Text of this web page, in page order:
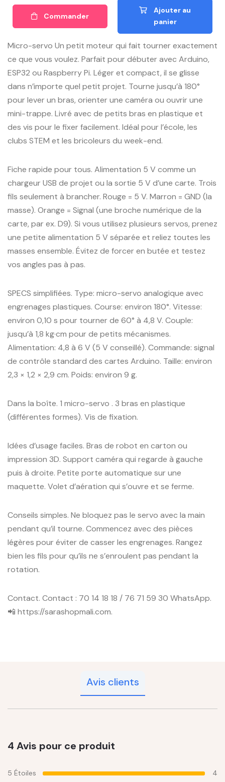
Commander
Ajouter au
panier
Micro-servo Un petit moteur qui fait tourner exactement
ce que vous voulez. Parfait pour débuter avec Arduino,
ESP32 ou Raspberry Pi. Léger et compact, il se glisse
dans n’importe quel petit projet. Tourne jusqu’à 180°
pour lever un bras, orienter une caméra ou ouvrir une
mini-trappe. Livré avec de petits bras en plastique et
des vis pour le fixer facilement. Idéal pour l’école, les
clubs STEM et les bricoleurs du week-end.
Fiche rapide pour tous. Alimentation 5 V comme un
chargeur USB de projet ou la sortie 5 V d’une carte. Trois
fils seulement à brancher. Rouge = 5 V. Marron = GND (la
masse). Orange = Signal (une broche numérique de la
carte, par ex. D9). Si vous utilisez plusieurs servos, prenez
une petite alimentation 5 V séparée et reliez toutes les
masses ensemble. Évitez de forcer en butée et testez
vos angles pas à pas.
SPECS simplifiées. Type: micro-servo analogique avec
engrenages plastiques. Course: environ 180°. Vitesse:
environ 0,10 s pour tourner de 60° à 4,8 V. Couple:
jusqu’à 1,8 kg·cm pour de petits mécanismes.
Alimentation: 4,8 à 6 V (5 V conseillé). Commande: signal
de contrôle standard des cartes Arduino. Taille: environ
2,3 × 1,2 × 2,9 cm. Poids: environ 9 g.
Dans la boîte. 1 micro-servo . 3 bras en plastique
(différentes formes). Vis de fixation.
Idées d’usage faciles. Bras de robot en carton ou
impression 3D. Support caméra qui regarde à gauche
puis à droite. Petite porte automatique sur une
maquette. Volet d’aération qui s’ouvre et se ferme.
Conseils simples. Ne bloquez pas le servo avec la main
pendant qu’il tourne. Commencez avec des pièces
légères pour éviter de casser les engrenages. Rangez
bien les fils pour qu’ils ne s’enroulent pas pendant la
rotation.
Contact. Contact : 70 14 18 18 / 76 71 59 30 WhatsApp.
📲 https://sarashopmali.com.
Avis clients
4 Avis pour ce produit
5 Étoiles
4